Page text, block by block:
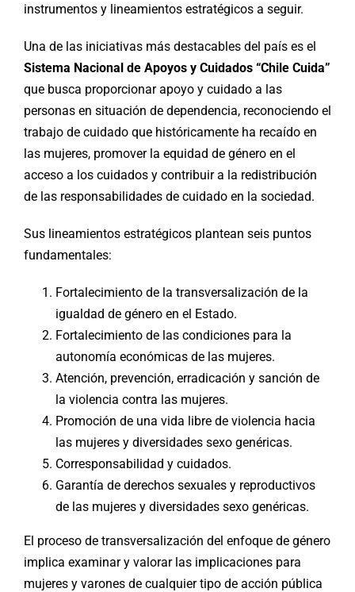
instrumentos y lineamientos estratégicos a seguir.
Una de las iniciativas más destacables del país es el
Sistema Nacional de Apoyos y Cuidados “Chile Cuida”
que busca proporcionar apoyo y cuidado a las
personas en situación de dependencia, reconociendo el
trabajo de cuidado que históricamente ha recaído en
las mujeres, promover la equidad de género en el
acceso a los cuidados y contribuir a la redistribución
de las responsabilidades de cuidado en la sociedad.
Sus lineamientos estratégicos plantean seis puntos
fundamentales:
Fortalecimiento de la transversalización de la
igualdad de género en el Estado.
Fortalecimiento de las condiciones para la
autonomía económicas de las mujeres.
Atención, prevención, erradicación y sanción de
la violencia contra las mujeres.
Promoción de una vida libre de violencia hacia
las mujeres y diversidades sexo genéricas.
Corresponsabilidad y cuidados.
Garantía de derechos sexuales y reproductivos
de las mujeres y diversidades sexo genéricas.
El proceso de transversalización del enfoque de género
implica examinar y valorar las implicaciones para
mujeres y varones de cualquier tipo de acción pública